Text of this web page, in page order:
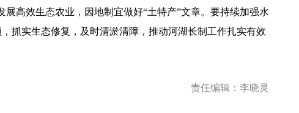
展高效生态农业，因地制宜做好“土特产”文章。要持续加强水
抓实生态修复，及时清淤清障，推动河湖长制工作扎实有效
责任编辑：李晓灵